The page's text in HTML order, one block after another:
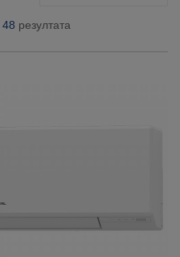
48 резултата